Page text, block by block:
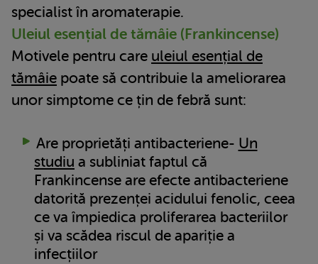
specialist în aromaterapie.
Uleiul esențial de tămâie (Frankincense)
Motivele pentru care uleiul esențial de
tămâie poate să contribuie la ameliorarea
unor simptome ce țin de febră sunt:
Are proprietăți antibacteriene- Un
studiu a subliniat faptul că
Frankincense are efecte antibacteriene
datorită prezenței acidului fenolic, ceea
ce va împiedica proliferarea bacteriilor
și va scădea riscul de apariție a
infecțiilor